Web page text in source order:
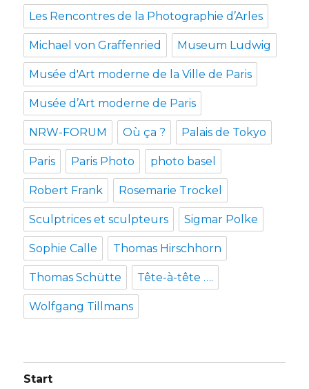
Les Rencontres de la Photographie d’Arles
Michael von Graffenried Museum Ludwig
Musée d'Art moderne de la Ville de Paris
Musée d’Art moderne de Paris
NRW-FORUM Où ça ? Palais de Tokyo
Paris Paris Photo photo basel
Robert Frank Rosemarie Trockel
Sculptrices et sculpteurs Sigmar Polke
Sophie Calle Thomas Hirschhorn
Thomas Schütte Tête-à-tête ….
Wolfgang Tillmans
Start